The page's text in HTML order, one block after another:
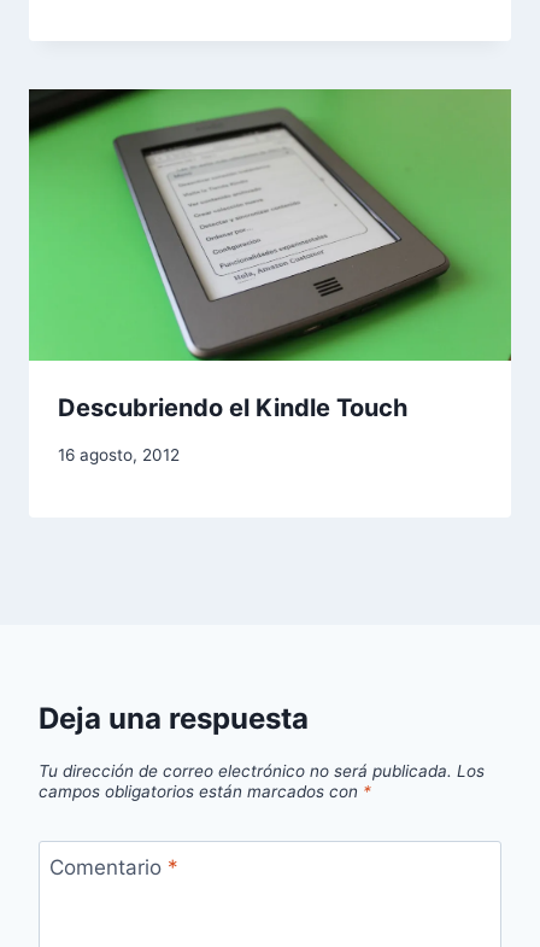
Descubriendo el Kindle Touch
16 agosto, 2012
Deja una respuesta
Tu dirección de correo electrónico no será publicada. Los
campos obligatorios están marcados con *
Comentario *